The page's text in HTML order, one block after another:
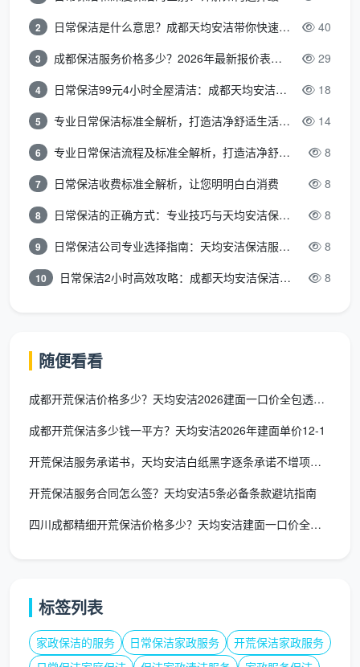
项，业主逐项验收：
及地轨
天花边角、灯带槽、空调风口除尘，墙面浮灰清除
点铲除，烟机灶具墙面瓷砖清洁
卫生间墙地砖水泥点清除，淋浴玻璃及五金除垢擦
亮，马桶内外消毒，地漏清掏
全屋衣柜储物柜隔板抽屉逐一取出吸尘擦拭，门板胶
除
全屋地面漆点腻子点胶点手工铲除，吸尘后深度湿拖
两遍
窗台石飘窗台粉尘彻底清除
强弱电箱内部除尘，明装管道表面擦拭
空调新风滤网简易拆卸除尘
拿着这份清单，你去问任何一家公司：“你们的费用
完，对方报价的含金量就一目了然。
2 日常保洁是什么意思？成都天均安洁带你快速区分“日常vs深度vs开荒” 40
3 成都保洁服务价格多少？2026年最新报价表来了，这一篇看透所有费用 29
4 日常保洁99元4小时全屋清洁：成都天均安洁保洁超值服务全解析 18
5 专业日常保洁标准全解析，打造洁净舒适生活空间 14
6 专业日常保洁流程及标准全解析，打造洁净舒适环境 8
7 日常保洁收费标准全解析，让您明明白白消费 8
8 日常保洁的正确方式：专业技巧与天均安洁保洁服务全解析 8
9 日常保洁公司专业选择指南：天均安洁保洁服务全解析 8
10 日常保洁2小时高效攻略：成都天均安洁保洁专业时间管理方案 8
随便看看
成都开荒保洁价格多少？天均安洁2026建面一口价全包透明报价
成都开荒保洁多少钱一平方？天均安洁2026年建面单价12-1
开荒保洁服务承诺书，天均安洁白纸黑字逐条承诺不增项不伤装修
开荒保洁服务合同怎么签？天均安洁5条必备条款避坑指南
四川成都精细开荒保洁价格多少？天均安洁建面一口价全包精保洁
标签列表
家政保洁的服务 日常保洁家政服务
开荒保洁家政服务